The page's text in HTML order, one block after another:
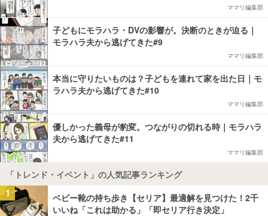
ママリ編集部
子どもにモラハラ・DVの影響が。決断のときが迫る｜
モラハラ夫から逃げてきた#9
ママリ編集部
本当に守りたいものは？子どもを連れて家を出た日｜モ
ラハラ夫から逃げてきた#10
ママリ編集部
優しかった義母が豹変。つながりの切れる時｜モラハラ
夫から逃げてきた#11
ママリ編集部
「トレンド・イベント」の人気記事ランキング
1
ベビー靴の持ち歩き【セリア】最適解を見つけた！2千
いいね「これは助かる」「即セリア行き決定」